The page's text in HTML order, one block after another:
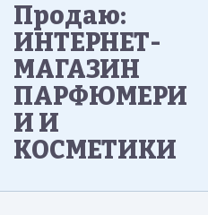
Продаю:
ИНТЕРНЕТ-
МАГАЗИН
ПАРФЮМЕРИ
И И
КОСМЕТИКИ